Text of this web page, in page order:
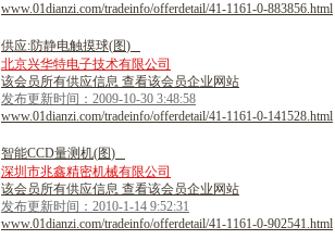
www.01dianzi.com/tradeinfo/offerdetail/41-1161-0-883856.html
供应:防静电触摸球(图)
北京兴华特电子技术有限公司
该会员所有供应信息 查看该会员企业网站
发布更新时间：2009-10-30 3:48:58
www.01dianzi.com/tradeinfo/offerdetail/41-1161-0-141528.html
智能CCD量测机(图)
深圳市兆鑫精密机械有限公司
该会员所有供应信息 查看该会员企业网站
发布更新时间：2010-1-14 9:52:31
www.01dianzi.com/tradeinfo/offerdetail/41-1161-0-902541.html